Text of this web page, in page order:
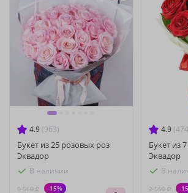
4.9 (963)
Букет из 25 розовых роз
Эквадор
В наличии
9 560 ₽ -15%
4.9
Букет из
Эквадор
В
2 550 ₽ -